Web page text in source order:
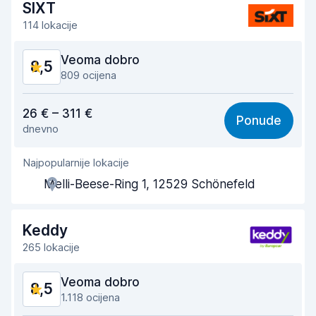
Čistoća automobila 8,9
Stanje vozila
SIXT
114 lokacije
8,5 Veoma dobro
809 ocijena
8,2
Lakoća pronalaženja 8,4
Pomoć agenta
Brzina preuzimanja vozila
Brzina vraćanja vozila 8,6
Čistoća automobila
Stanje vozila
26 € – 311 €
dnevno
Ponude
Najpopularnije lokacije
Melli-Beese-Ring 1, 12529 Schönefeld
Keddy
265 lokacije
8,5 Veoma dobro
1.118 ocijena